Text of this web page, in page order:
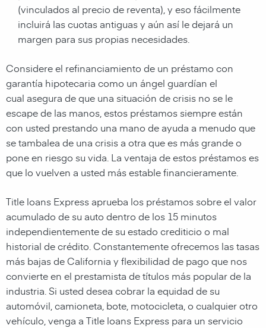
(vinculados al precio de reventa), y eso fácilmente
incluirá las cuotas antiguas y aún así le dejará un
margen para sus propias necesidades.
Considere el refinanciamiento de un préstamo con
garantía hipotecaria como un ángel guardían el
cual asegura de que una situación de crisis no se le
escape de las manos, estos préstamos siempre están
con usted prestando una mano de ayuda a menudo que
se tambalea de una crisis a otra que es más grande o
pone en riesgo su vida. La ventaja de estos préstamos es
que lo vuelven a usted más estable financieramente.
Title loans Express aprueba los préstamos sobre el valor
acumulado de su auto dentro de los 15 minutos
independientemente de su estado crediticio o mal
historial de crédito. Constantemente ofrecemos las tasas
más bajas de California y flexibilidad de pago que nos
convierte en el prestamista de títulos más popular de la
industria. Si usted desea cobrar la equidad de su
automóvil, camioneta, bote, motocicleta, o cualquier otro
vehículo, venga a Title loans Express para un servicio